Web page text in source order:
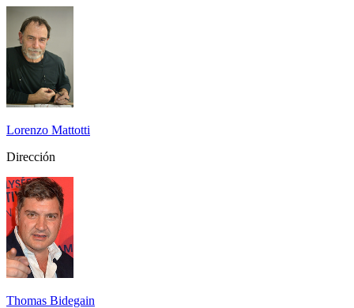
Lorenzo Mattotti
Dirección
Thomas Bidegain